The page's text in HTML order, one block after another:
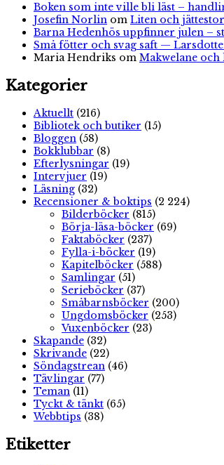
Boken som inte ville bli läst –
Josefin Norlin om Liten och
Barna Hedenhös uppfinner julen –
Små fötter och svag saft —
Maria Hendriks om Makwelane
Kategorier
Aktuellt (216)
Bibliotek och butiker (15)
Bloggen (58)
Bokklubbar (8)
Efterlysningar (19)
Intervjuer (19)
Läsning (32)
Recensioner & boktips (2 224)
Bilderböcker (815)
Börja-läsa-böcker (69)
Faktaböcker (237)
Fylla-i-böcker (19)
Kapitelböcker (588)
Samlingar (51)
Serieböcker (37)
Småbarnsböcker (200)
Ungdomsböcker (253)
Vuxenböcker (23)
Skapande (32)
Skrivande (22)
Söndagstrean (46)
Tävlingar (77)
Teman (11)
Tyckt & tänkt (65)
Webbtips (38)
Etiketter